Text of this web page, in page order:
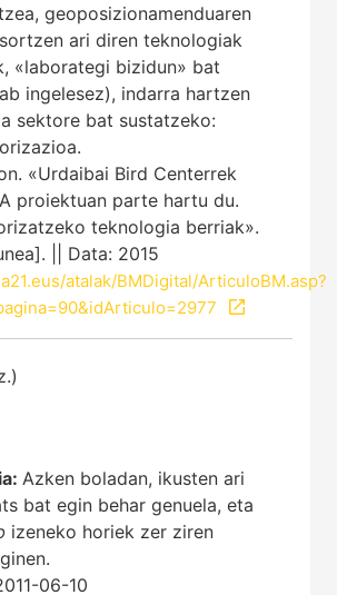
geoposizionamenduaren
ari diren teknologiak
«laborategi bizidun» bat
ingelesez), indarra hartzen
sektore bat sustatzeko:
«Urdaibai Bird Centerrek
proiektuan parte hartu du.
teknologia berriak».
|| Data: 2015
atalak/BMDigital/ArticuloBM.asp?
Azken boladan, ikusten ari
bat egin behar genuela, eta
izeneko horiek zer ziren
06-10